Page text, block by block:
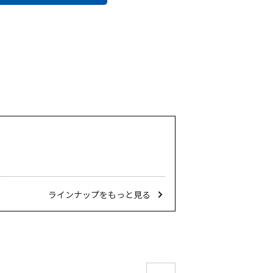
ラインナップをもっと見る